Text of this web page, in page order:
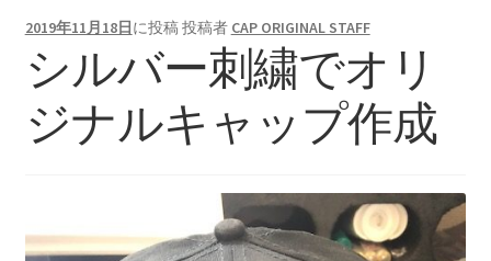
ッ
プ
PRICE
商品一覧
制作事例
2019年11月18日に投稿投稿者 CAP ORIGINAL STAFF
シルバー刺繍でオリ
ジナルキャップ作成